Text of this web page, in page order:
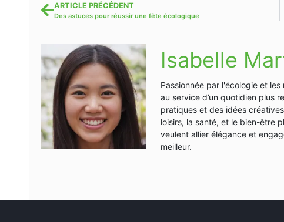
ARTICLE PRÉCÉDENT
Des astuces pour réussir une fête écologique
Isabelle
Passionnée par l'écologie et
au service d’un quotidien plus
pratiques et des idées
loisirs, la santé, et le bien-être
veulent allier élégance et
meilleur.